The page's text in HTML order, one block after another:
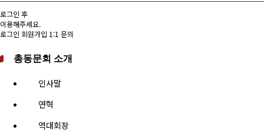
로그인 후
이용해주세요.
로그인 회원가입 1:1 문의
총동문회 소개
인사말
연혁
역대회장